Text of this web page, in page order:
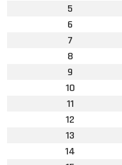
5
6
7
8
9
10
11
12
13
14